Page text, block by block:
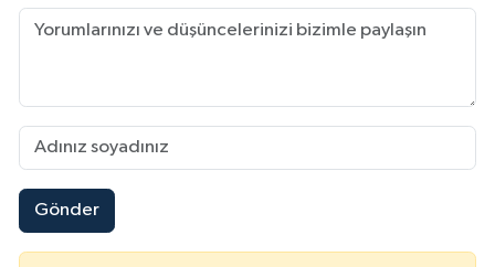
Gönder